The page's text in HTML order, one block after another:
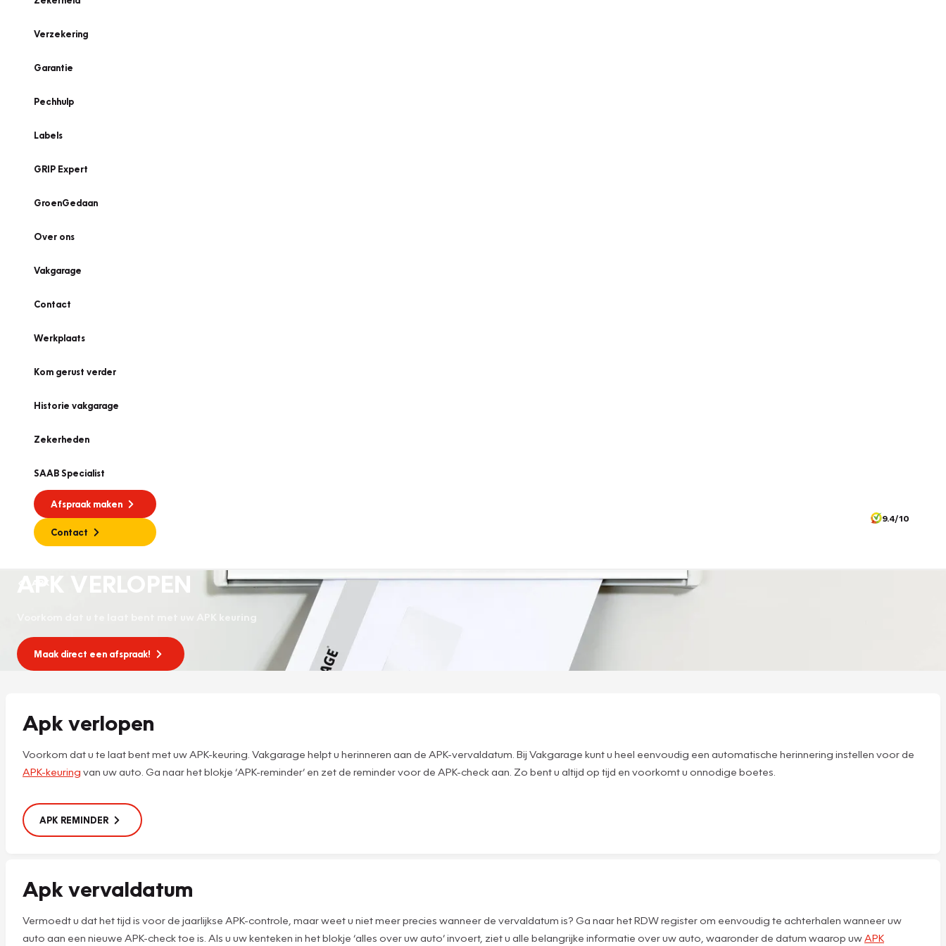
Verzekering
Garantie
Pechhulp
Labels
GRIP Expert
GroenGedaan
Over ons
Vakgarage
Contact
Werkplaats
Kom gerust verder
Historie vakgarage
Zekerheden
SAAB Specialist
Afspraak maken
Contact
9.4/10
APK VERLOPEN
Voorkom dat u te laat bent met uw APK keuring
Maak direct een afspraak!
Apk verlopen
Voorkom dat u te laat bent met uw APK-keuring. Vakgarage helpt u herinneren aan de APK-vervaldatum. Bij Vakgarage kunt u heel eenvoudig een automatische herinnering instellen voor de
APK-keuring van uw auto. Ga naar het blokje ‘APK-reminder’ en zet de reminder voor de APK-check aan. Zo bent u altijd op tijd en voorkomt u onnodige boetes.
APK REMINDER
Apk vervaldatum
Vermoedt u dat het tijd is voor de jaarlijkse APK-controle, maar weet u niet meer precies wanneer de vervaldatum is? Ga naar het RDW register om eenvoudig te achterhalen wanneer uw
auto aan een nieuwe APK-check toe is. Als u uw kenteken in het blokje ‘alles over uw auto’ invoert, ziet u alle belangrijke informatie over uw auto, waaronder de datum waarop uwAPK